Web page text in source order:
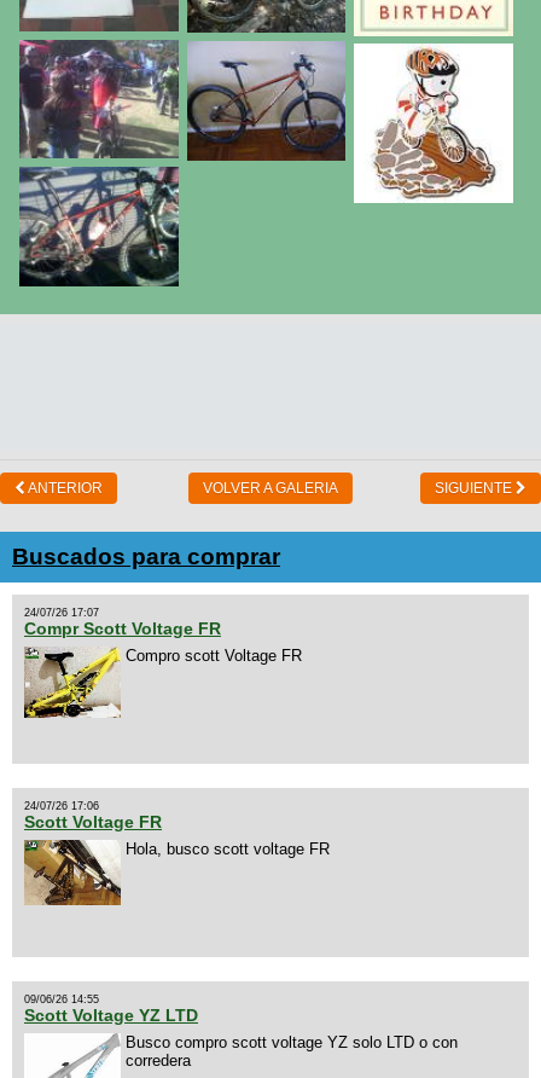
ANTERIOR VOLVER A GALERIA SIGUIENTE
Buscados para comprar
24/07/26 17:07
Compr Scott Voltage FR
Compro scott Voltage FR
24/07/26 17:06
Scott Voltage FR
Hola, busco scott voltage FR
09/06/26 14:55
Scott Voltage YZ LTD
Busco compro scott voltage YZ solo LTD o con
corredera